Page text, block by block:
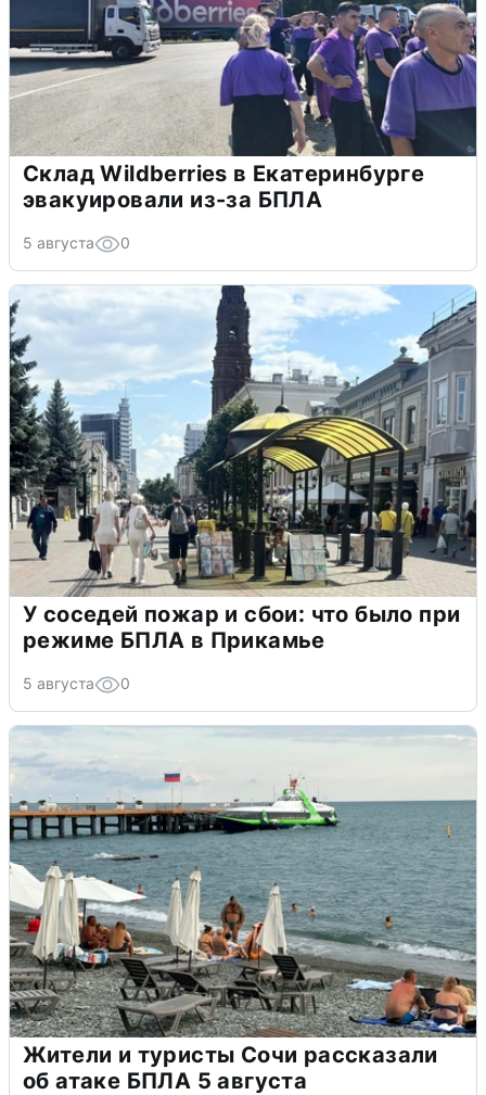
Склад Wildberries в Екатеринбурге
эвакуировали из-за БПЛА
5 августа 0
У соседей пожар и сбои: что было при
режиме БПЛА в Прикамье
5 августа 0
Жители и туристы Сочи рассказали
об атаке БПЛА 5 августа